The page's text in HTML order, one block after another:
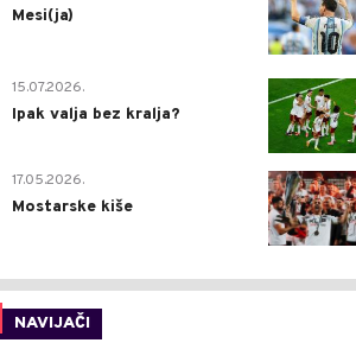
Mesi(ja)
15.07.2026.
Ipak valja bez kralja?
17.05.2026.
Mostarske kiše
NAVIJAČI